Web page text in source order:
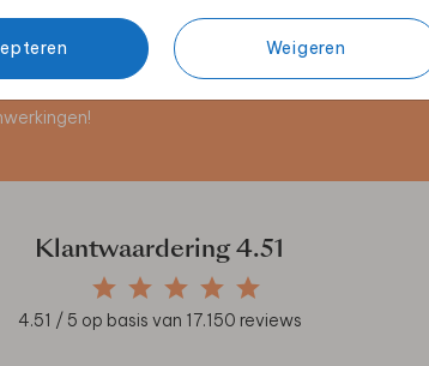
Weigeren
Klantwaardering4.51
4.51 / 5 op basis van 17.150 reviews